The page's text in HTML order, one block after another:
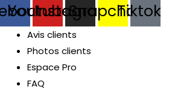
Youtube
Instagram
Snapchat
Tiktok
Avis clients
Photos clients
Espace Pro
FAQ